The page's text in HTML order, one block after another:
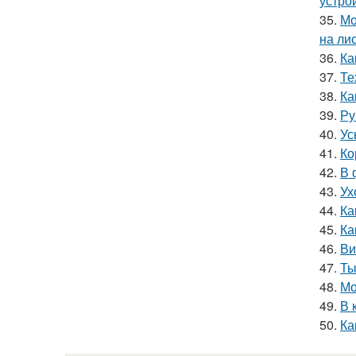
35.
на
36.
37.
38.
39.
40.
41.
42. В
43.
44.
45.
46.
47.
48.
49. В
50.